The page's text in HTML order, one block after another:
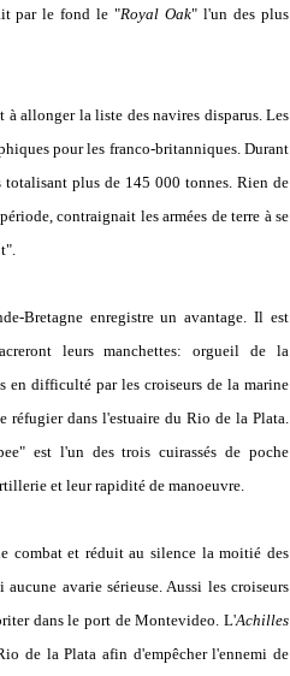
par le fond le "Royal Oak" l'un des plus
allonger la liste des navires disparus. Les
pour les franco-britanniques. Durant
plus de 145 000 tonnes. Rien de
contraignait les armées de terre à se
Bretagne enregistre un avantage. Il est
leurs manchettes: orgueil de la
en difficulté par les croiseurs de la marine
réfugier dans l'estuaire du Rio de la Plata.
est l'un des trois cuirassés de poche
et leur rapidité de manoeuvre.
combat et réduit au silence la moitié des
avarie sérieuse. Aussi les croiseurs
dans le port de Montevideo. L'Achilles
de la Plata afin d'empêcher l'ennemi de